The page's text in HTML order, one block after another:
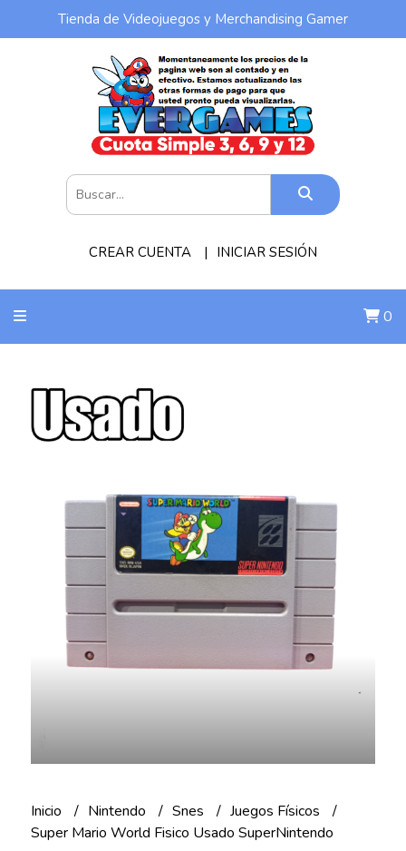
Tienda de Videojuegos y Merchandising Gamer
CREAR CUENTA INICIAR SESIÓN
0
Inicio Nintendo Snes
Juegos Físicos
Super Mario World Fisico Usado SuperNintendo